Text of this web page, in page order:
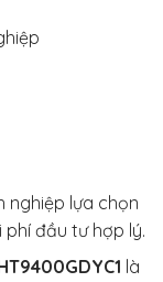
nghiệp lựa chọn
đầu tư hợp lý.
là